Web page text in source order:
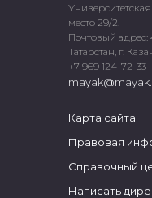
Университетская
место 29/2.
Почтовый адрес:
Татарстан, г.
+7 969 124-72-33
Карта сайта
Правовая
Справочный
Написать